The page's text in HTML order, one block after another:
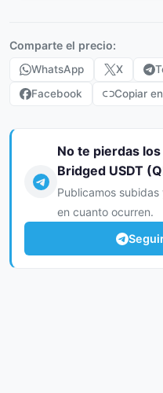
Comparte el precio:
WhatsApp X
Facebook
Copiar
No te pierdas
Bridged USDT
Publicamos
en cuanto ocurren.